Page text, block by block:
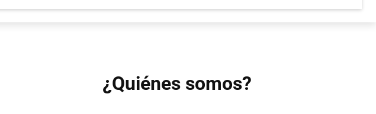
¿Quiénes somos?